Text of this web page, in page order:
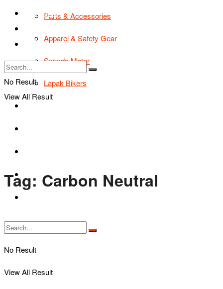
Parts & Accessories
Apparel & Safety Gear
Sepeda Motor
Lapak Bikers
Bikers Cars
No Result
View All Result
TIPS & TRIK
Tentang Kami
No Result
View All Result
Tag: Carbon Neutral